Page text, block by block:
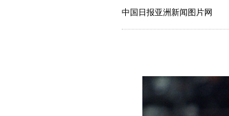
中国日报亚洲新闻图片网